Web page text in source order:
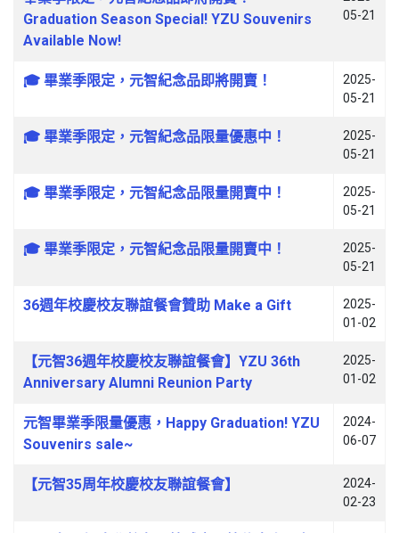
Graduation Season Special! YZU Souvenirs
Available Now!
05-21
🎓 畢業季限定，元智紀念品即將開賣！
2025-
05-21
🎓 畢業季限定，元智紀念品限量優惠中！
2025-
05-21
🎓 畢業季限定，元智紀念品限量開賣中！
2025-
05-21
🎓 畢業季限定，元智紀念品限量開賣中！
2025-
05-21
36週年校慶校友聯誼餐會贊助 Make a Gift
2025-
01-02
【元智36週年校慶校友聯誼餐會】YZU 36th
Anniversary Alumni Reunion Party
2025-
01-02
元智畢業季限量優惠，Happy Graduation! YZU
Souvenirs sale~
2024-
06-07
【元智35周年校慶校友聯誼餐會】
2024-
02-23